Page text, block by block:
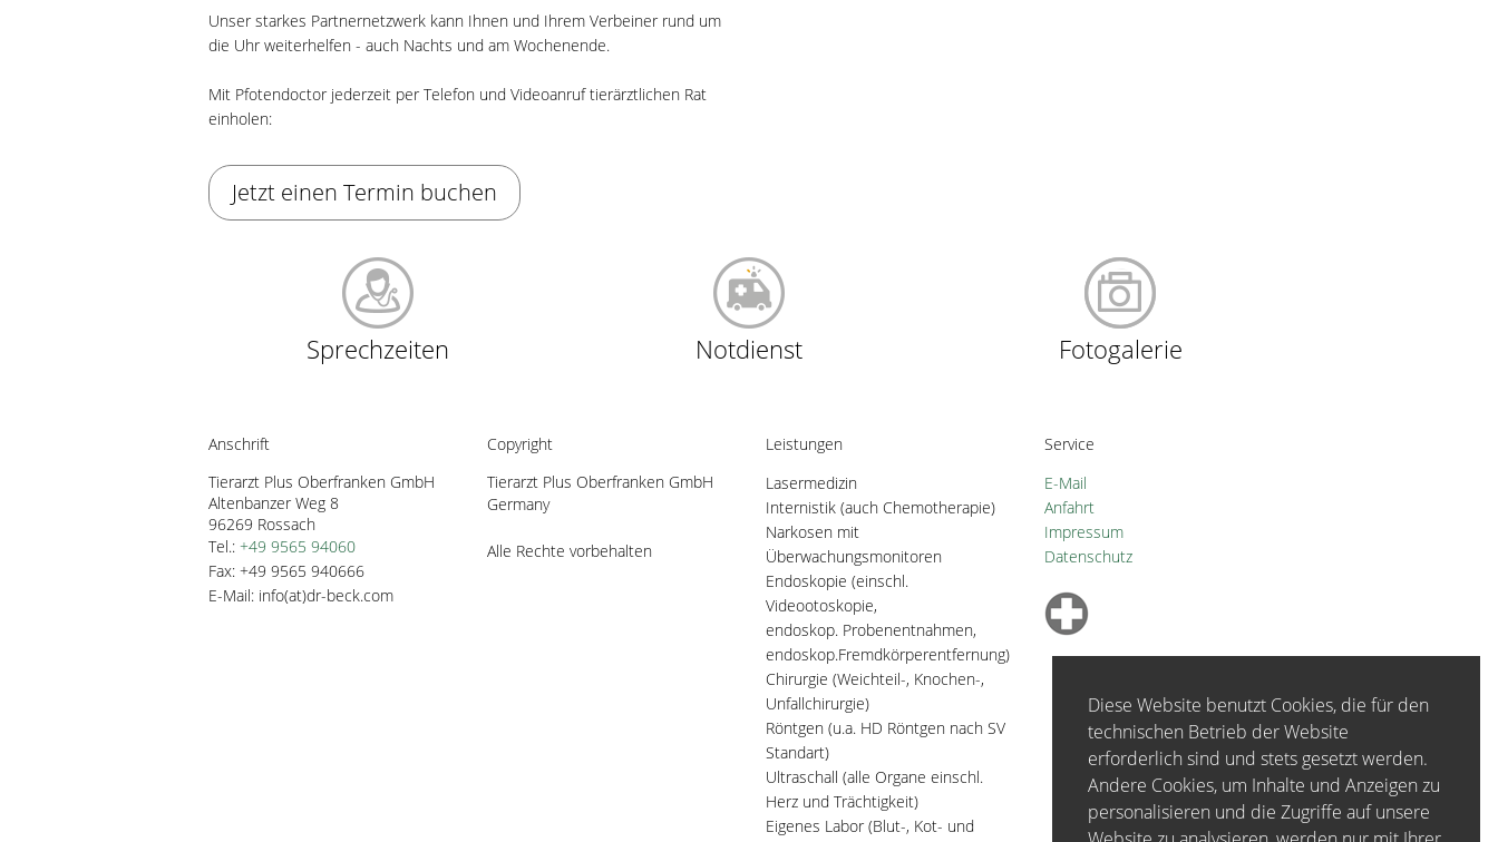
Diese Website benutzt Cookies, die für den
technischen Betrieb der Website
erforderlich sind und stets gesetzt werden.
Andere Cookies, um Inhalte und Anzeigen zu
personalisieren und die Zugriffe auf unsere
Unser starkes Partnernetzwerk kann Ihnen und Ihrem Verbeiner rund um
die Uhr weiterhelfen - auch Nachts und am Wochenende.
Mit Pfotendoctor jederzeit per Telefon und Videoanruf tierärztlichen Rat
einholen:
Jetzt einen Termin buchen
Sprechzeiten Notdienst Fotogalerie
Anschrift
Tierarzt Plus Oberfranken GmbH
Altenbanzer Weg 8
96269 Rossach
Tel.: +49 9565 94060
Fax: +49 9565 940666
E-Mail: info(at)dr-beck.com
Copyright
Tierarzt Plus Oberfranken GmbH
Germany
Alle Rechte vorbehalten
Leistungen
Lasermedizin
Internistik (auch Chemotherapie)
Narkosen mit
Überwachungsmonitoren
Endoskopie (einschl.
Videootoskopie,
endoskop. Probenentnahmen,
endoskop.Fremdkörperentfernung)
Chirurgie (Weichteil-, Knochen-,
Unfallchirurgie)
Röntgen (u.a. HD Röntgen nach SV
Standart)
Ultraschall (alle Organe einschl.
Herz und Trächtigkeit)
Eigenes Labor (Blut-, Kot- und
Service
E-Mail
Anfahrt
Impressum
Datenschutz